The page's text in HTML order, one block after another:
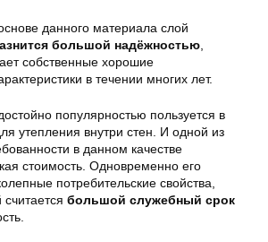
данного материала слой
большой надёжностью
собственные хорошие
в течении многих лет.
популярностью пользуется в
утепления внутри стен. И одной из
в данном качестве
стоимость. Одновременно его
потребительские свойства,
большой служебный срок